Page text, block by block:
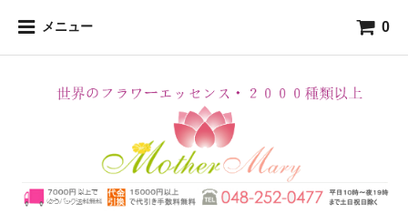
メニュー 0